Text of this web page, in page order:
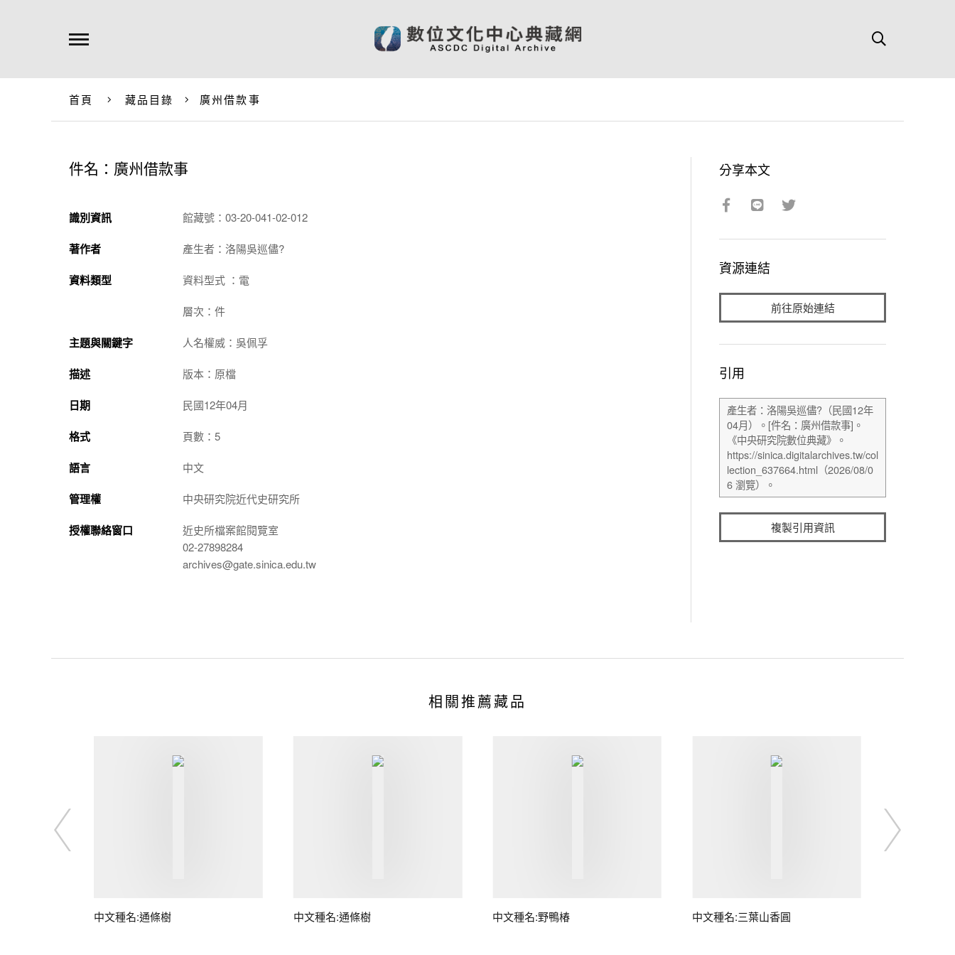
首頁 藏品目錄 廣州借款事
件名：廣州借款事
識別資訊 館藏號：03-20-041-02-012
著作者 產生者：洛陽吳巡儘?
資料類型 資料型式 ：電
層次：件
主題與關鍵字 人名權威：吳佩孚
描述 版本：原檔
日期 民國12年04月
格式 頁數：5
語言 中文
管理權 中央研究院近代史研究所
授權聯絡窗口
近史所檔案館閱覽室
02-27898284
archives@gate.sinica.edu.tw
分享本文
資源連結
前往原始連結
引用
複製引用資訊
相關推薦藏品
中文種名:通條樹 中文種名:通條樹 中文種名:野鴨椿 中文種名:三葉山香圓